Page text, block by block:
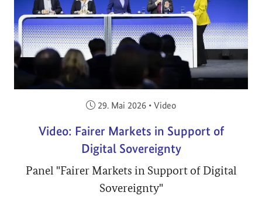
Veröffentlicht am:
29. Mai 2026 • Video
Video: Fairer Markets in Support of
Digital Sovereignty
Panel "Fairer Markets in Support of Digital
Sovereignty"